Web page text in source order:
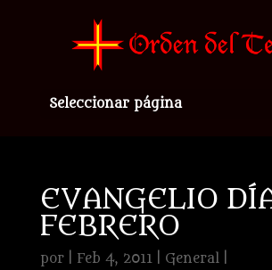
Seleccionar página
EVANGELIO
FEBRERO
por Feb 4, 2011| General|